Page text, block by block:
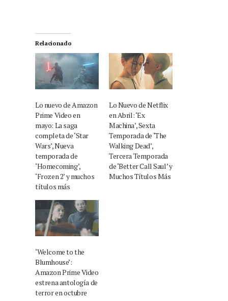
Relacionado
Lo nuevo de Amazon
Prime Video en
mayo: La saga
completa de ‘Star
Wars’, Nueva
temporada de
‘Homecoming’,
‘Frozen 2’ y muchos
títulos más
Lo Nuevo de Netflix
en Abril: ‘Ex
Machina’, Sexta
Temporada de ‘The
Walking Dead’,
Tercera Temporada
de ‘Better Call Saul’ y
Muchos Títulos Más
‘Welcome to the
Blumhouse’:
Amazon Prime Video
estrena antología de
terror en octubre